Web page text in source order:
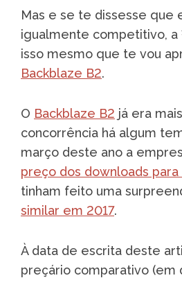
Mas e se te dissesse que
igualmente competitivo, a
isso mesmo que te vou
Backblaze B2.
O Backblaze B2 já era
concorrência há algum
março deste ano a
preço dos downloads
tinham feito uma
similar em 2017.
À data de escrita deste
preçário comparativo (em